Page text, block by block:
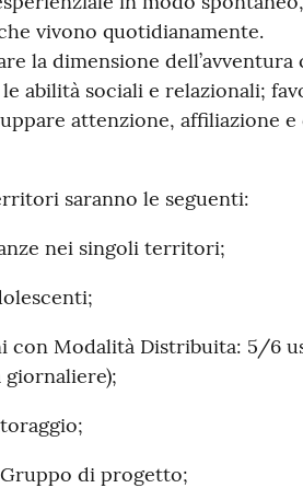
vivono quotidianamente.
la dimensione
abilità sociali e relazionali;
attenzione, affiliazione
saranno le seguenti:
nei singoli territori;
con Modalità Distribuita: 5/6
di progetto;